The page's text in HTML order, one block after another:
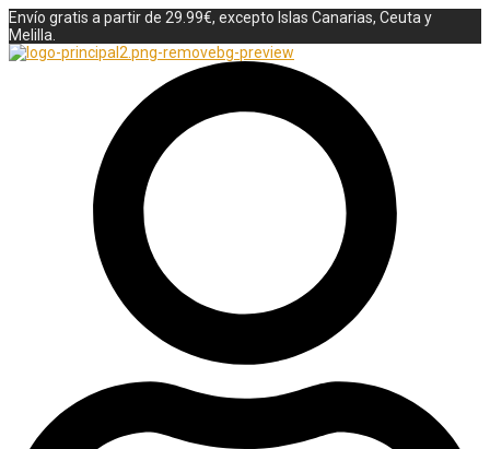
Envío gratis a partir de 29.99€, excepto Islas Canarias, Ceuta y
Melilla.